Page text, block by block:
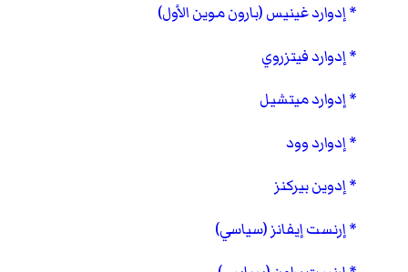
إدوارد غينيس (بارون موين الأول)
إدوارد فيتزروي
إدوارد ميتشيل
إدوارد وود
إدوين بيركنز
إرنست إيفانز (سياسي)